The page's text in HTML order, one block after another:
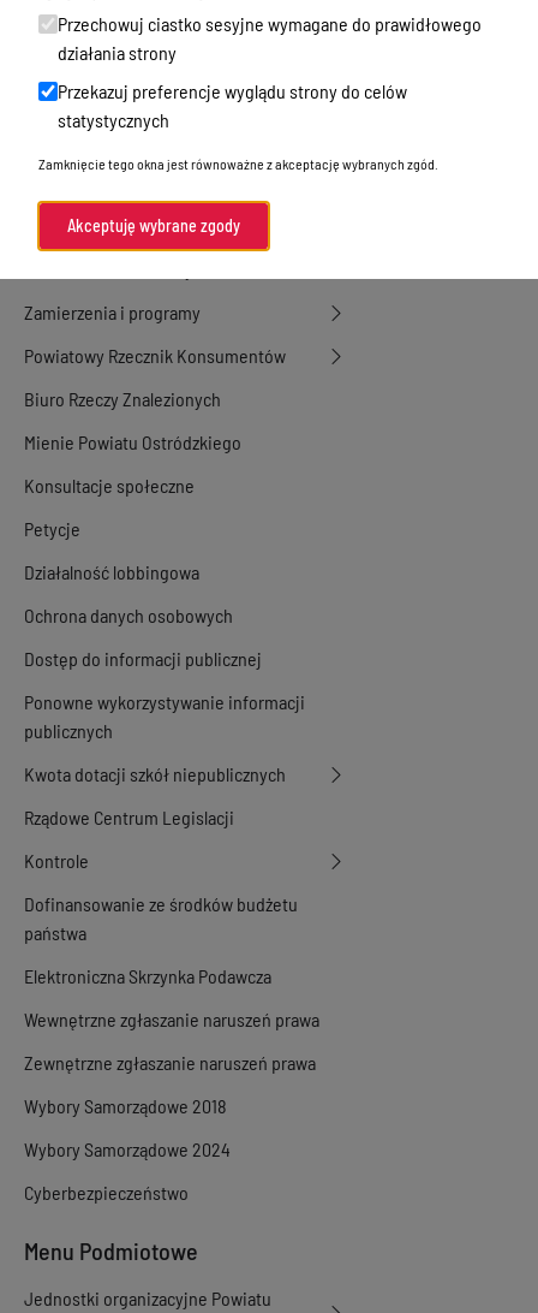
Rejestry, ewidencje i archiwa
Budżet
Organizacja działania samorządu
powiatowego
Oświadczenia majątkowe
Zamierzenia i programy
Powiatowy Rzecznik Konsumentów
Biuro Rzeczy Znalezionych
Mienie Powiatu Ostródzkiego
Konsultacje społeczne
Petycje
Działalność lobbingowa
Ochrona danych osobowych
Dostęp do informacji publicznej
Ponowne wykorzystywanie informacji
publicznych
Kwota dotacji szkół niepublicznych
Rządowe Centrum Legislacji
Kontrole
Dofinansowanie ze środków budżetu
państwa
Elektroniczna Skrzynka Podawcza
Wewnętrzne zgłaszanie naruszeń prawa
Zewnętrzne zgłaszanie naruszeń prawa
Wybory Samorządowe 2018
Wybory Samorządowe 2024
Cyberbezpieczeństwo
Menu Podmiotowe
Jednostki organizacyjne Powiatu
Przechowuj ciastko sesyjne wymagane do prawidłowego
działania strony
Przekazuj preferencje wyglądu strony do celów
statystycznych
Zamknięcie tego okna jest równoważne z akceptację wybranych zgód.
Akceptuję wybrane zgody